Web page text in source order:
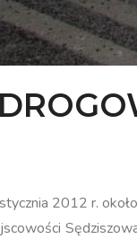
2012 r.